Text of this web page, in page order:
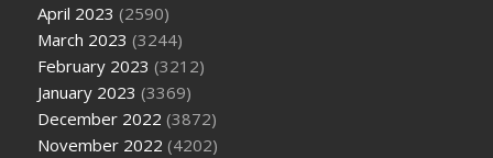
April 2023 (2590)
March 2023 (3244)
February 2023 (3212)
January 2023 (3369)
December 2022 (3872)
November 2022 (4202)